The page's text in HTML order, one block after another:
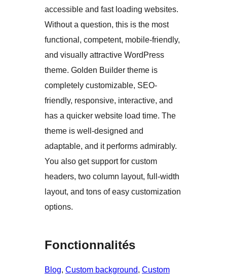
accessible and fast loading websites.
Without a question, this is the most
functional, competent, mobile-friendly,
and visually attractive WordPress
theme. Golden Builder theme is
completely customizable, SEO-
friendly, responsive, interactive, and
has a quicker website load time. The
theme is well-designed and
adaptable, and it performs admirably.
You also get support for custom
headers, two column layout, full-width
layout, and tons of easy customization
options.
Fonctionnalités
Blog, Custom background, Custom